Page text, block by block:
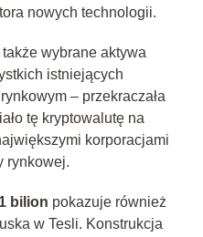
nowych technologii.
wybrane aktywa
istniejących
– przekraczała
tę kryptowalutę na
korporacjami
rynkowej.
1 bilion pokazuje również
w Tesli. Konstrukcja